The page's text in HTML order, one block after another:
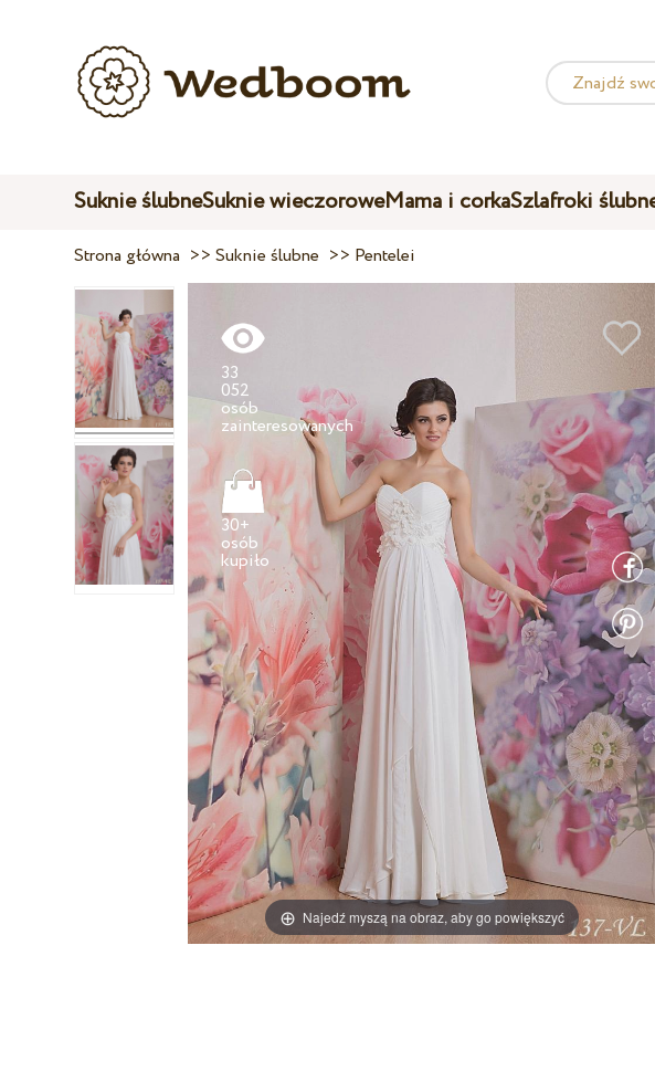
Suknie ślubneSuknie wieczoroweMama i corkaSzlafroki
Strona główna >>Suknie ślubne >> Pentelei
Najedź myszą na obraz, aby go powiększyć
33
052
osób
zainteresowanych
30+
osób